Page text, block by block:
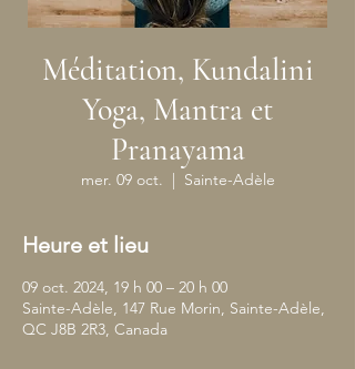
Méditation, Kundalini
Yoga, Mantra et
Pranayama
mer. 09 oct.
  |
Sainte-Adèle
Heure et lieu
09 oct. 2024, 19 h 00 – 20 h 00
Sainte-Adèle, 147 Rue Morin, Sainte-Adèle,
QC J8B 2R3, Canada